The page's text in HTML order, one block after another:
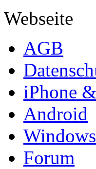
Webseite
AGB
iPhone
Android
Forum